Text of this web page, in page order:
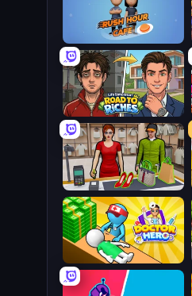
Rush Hour Cafe
Life Simulator: Road to Riches
Shop Master 3D
Doctor Hero